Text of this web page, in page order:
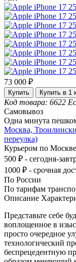
73 000 ₽
Купить Купить в 1
Код товара: 6622
Самовывоз
Одна минута
Москва,
переулка)
Курьером по Москве
500 ₽ - сегодня-
1000 ₽ - срочная
По России
По тарифам
Описание
Представьте себе
воплощенное в
просто очередное
технологический
беспрецедентную